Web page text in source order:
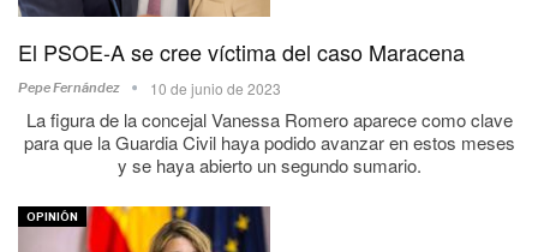
El PSOE-A se cree víctima del caso Maracena
Pepe Fernández 10 de junio de 2023
La figura de la concejal Vanessa Romero aparece como clave
para que la Guardia Civil haya podido avanzar en estos meses
y se haya abierto un segundo sumario.
OPINIÓN